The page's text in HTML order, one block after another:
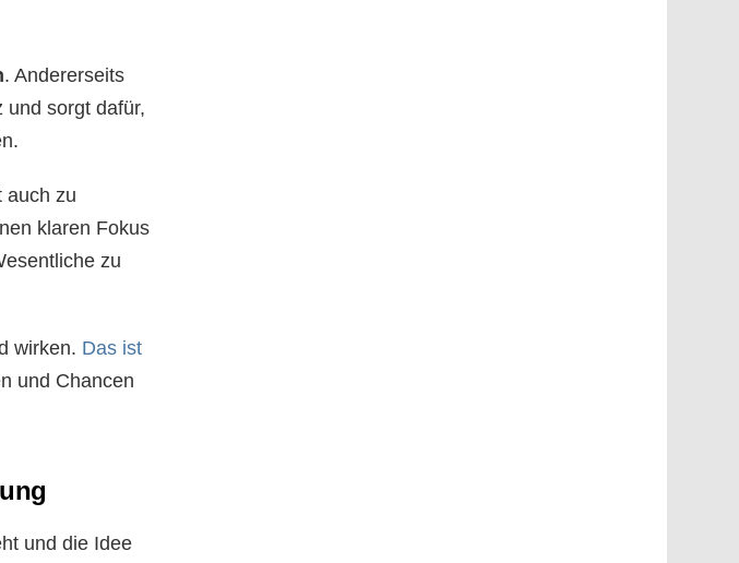
. Andererseits
und sorgt dafür,
auch zu
klaren Fokus
zu
wirken. Das ist
und Chancen
und die Idee